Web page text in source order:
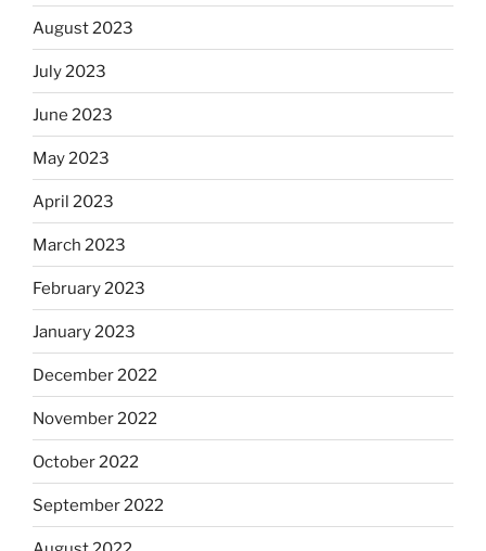
August 2023
July 2023
June 2023
May 2023
April 2023
March 2023
February 2023
January 2023
December 2022
November 2022
October 2022
September 2022